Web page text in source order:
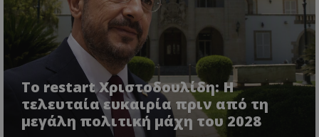
Το restart Χριστοδουλίδη: Η
τελευταία ευκαιρία πριν από τη
μεγάλη πολιτική μάχη του 2028
ASP.NET_SessionId
Microsoft Corporation